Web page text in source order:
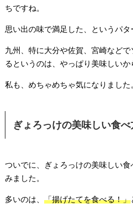
ちですね。
思い出の味で満足した、というパタ
九州、特に大分や佐賀、宮崎など
るというのは、やっぱり美味しいか
私も、めちゃめちゃ気になりました
ぎょろっけの美味しい食べ
ついでに、ぎょろっけの美味しい
みました。
多いのは、 「揚げたてを食べる！」